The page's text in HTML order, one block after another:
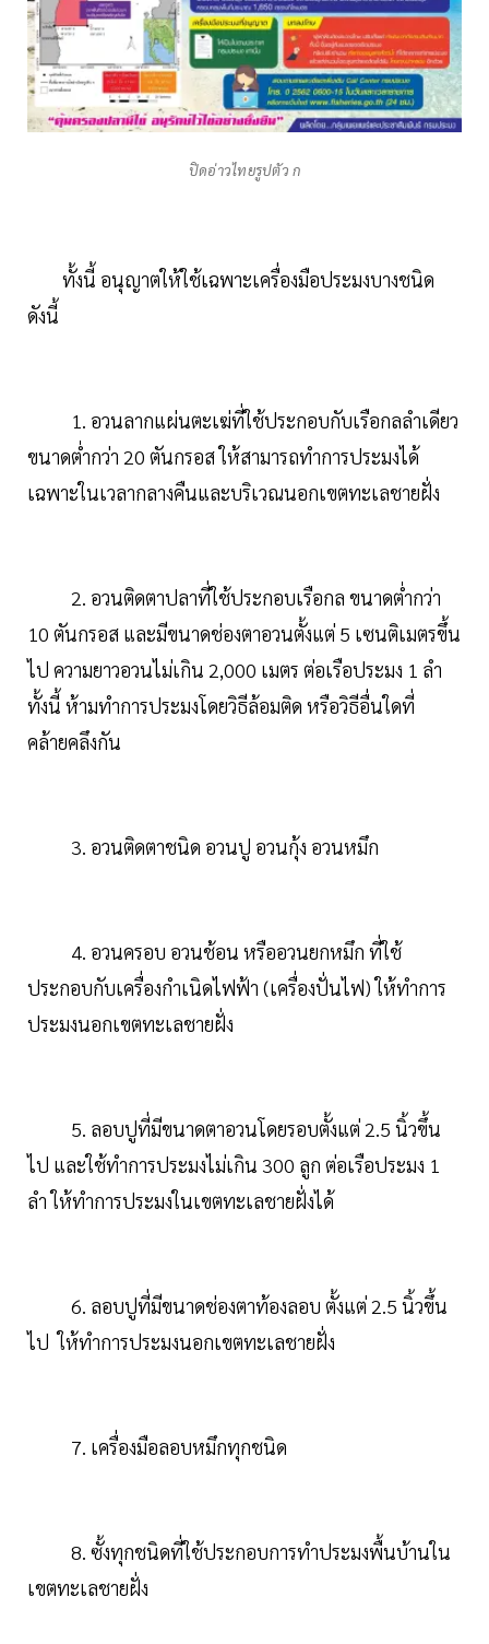
ปิดอ่าวไทยรูปตัว ก
ทั้งนี้ อนุญาตให้ใช้เฉพาะเครื่องมือประมงบางชนิด
ดังนี้
1. อวนลากแผ่นตะเฆ่ที่ใช้ประกอบกับเรือกลลำเดียว
ขนาดต่ำกว่า 20 ตันกรอส ให้สามารถทำการประมงได้
เฉพาะในเวลากลางคืนและบริเวณนอกเขตทะเลชายฝั่ง
2. อวนติดตาปลาที่ใช้ประกอบเรือกล ขนาดต่ำกว่า
10 ตันกรอส และมีขนาดช่องตาอวนตั้งแต่ 5 เซนติเมตรขึ้น
ไป ความยาวอวนไม่เกิน 2,000 เมตร ต่อเรือประมง 1 ลำ
ทั้งนี้ ห้ามทำการประมงโดยวิธีล้อมติด หรือวิธีอื่นใดที่
คล้ายคลึงกัน
3. อวนติดตาชนิด อวนปู อวนกุ้ง อวนหมึก
4. อวนครอบ อวนช้อน หรืออวนยกหมึก ที่ใช้
ประกอบกับเครื่องกำเนิดไฟฟ้า (เครื่องปั่นไฟ) ให้ทำการ
ประมงนอกเขตทะเลชายฝั่ง
5. ลอบปูที่มีขนาดตาอวนโดยรอบตั้งแต่ 2.5 นิ้วขึ้น
ไป และใช้ทำการประมงไม่เกิน 300 ลูก ต่อเรือประมง 1
ลำ ให้ทำการประมงในเขตทะเลชายฝั่งได้
6. ลอบปูที่มีขนาดช่องตาท้องลอบ ตั้งแต่ 2.5 นิ้วขึ้น
ไป ให้ทำการประมงนอกเขตทะเลชายฝั่ง
7. เครื่องมือลอบหมึกทุกชนิด
8. ซั้งทุกชนิดที่ใช้ประกอบการทำประมงพื้นบ้านใน
เขตทะเลชายฝั่ง